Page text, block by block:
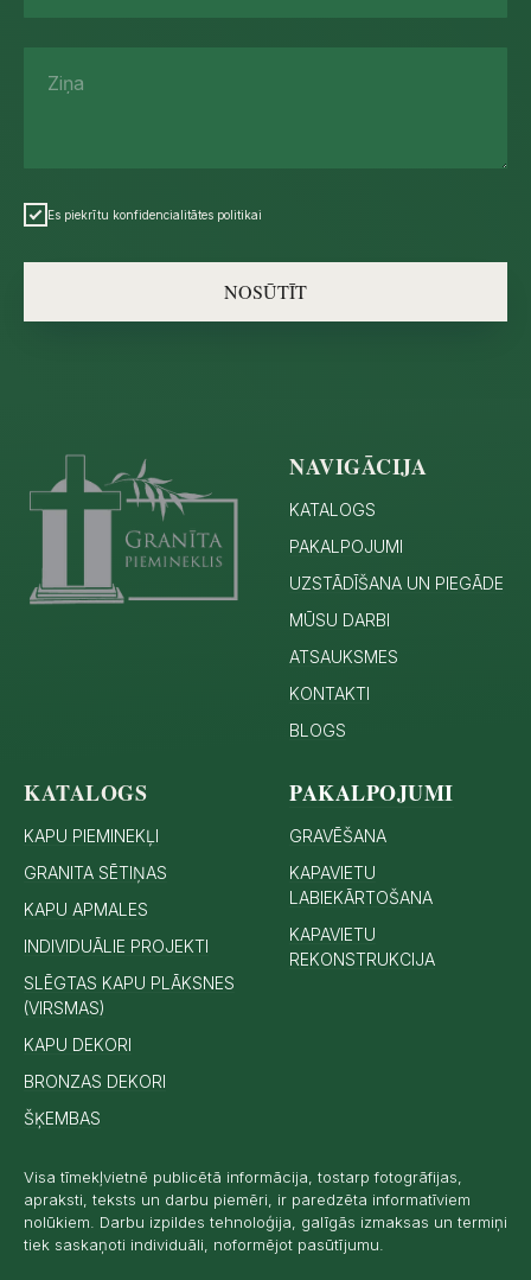
Ziņa
Es piekrītu konfidencialitātes politikai
NOSŪTĪT
NAVIGĀCIJA
KATALOGS
PAKALPOJUMI
UZSTĀDĪŠANA UN PIEGĀDE
MŪSU DARBI
ATSAUKSMES
KONTAKTI
BLOGS
KATALOGS
KAPU PIEMINEKĻI
GRANITA SĒTIŅAS
KAPU APMALES
INDIVIDUĀLIE PROJEKTI
SLĒGTAS KAPU PLĀKSNES
(VIRSMAS)
KAPU DEKORI
BRONZAS DEKORI
ŠĶEMBAS
PAKALPOJUMI
GRAVĒŠANA
KAPAVIETU
LABIEKĀRTOŠANA
KAPAVIETU
REKONSTRUKCIJA
Visa tīmekļvietnē publicētā informācija, tostarp fotogrāfijas,
apraksti, teksts un darbu piemēri, ir paredzēta informatīviem
nolūkiem. Darbu izpildes tehnoloģija, galīgās izmaksas un termiņi
tiek saskaņoti individuāli, noformējot pasūtījumu.